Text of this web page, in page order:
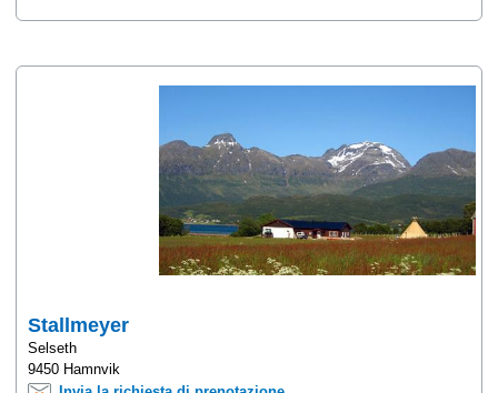
Stallmeyer
Selseth
9450 Hamnvik